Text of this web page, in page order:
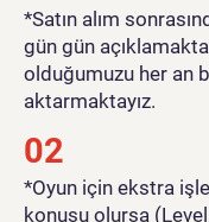
*Satın alım
gün gün
olduğumuzu her an
aktarmaktayız.
02
*Oyun için ekstra
konusu olursa